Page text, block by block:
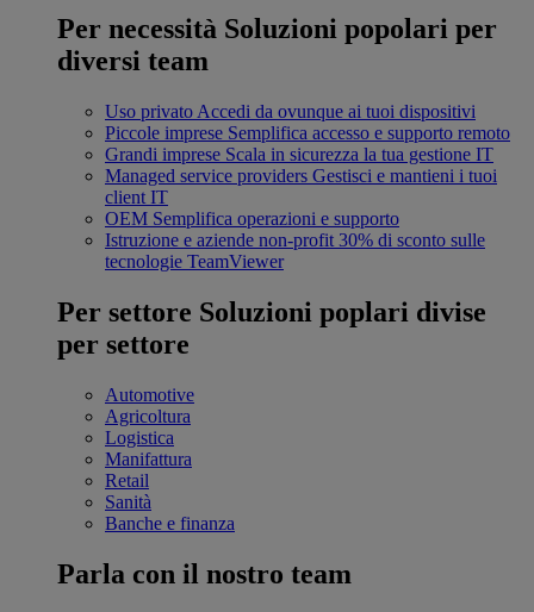
Per necessità Soluzioni popolari per
diversi team
Uso privato Accedi da ovunque ai tuoi dispositivi
Piccole imprese Semplifica accesso e supporto remoto
Grandi imprese Scala in sicurezza la tua gestione IT
Managed service providers Gestisci e mantieni i tuoi
client IT
OEM Semplifica operazioni e supporto
Istruzione e aziende non-profit 30% di sconto sulle
tecnologie TeamViewer
Per settore Soluzioni poplari divise
per settore
Automotive
Agricoltura
Logistica
Manifattura
Retail
Sanità
Banche e finanza
Parla con il nostro team